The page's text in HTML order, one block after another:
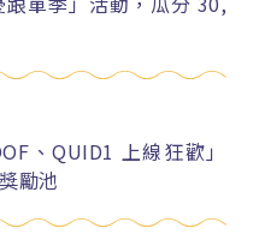
、QUID1 上線狂歡」
勵池